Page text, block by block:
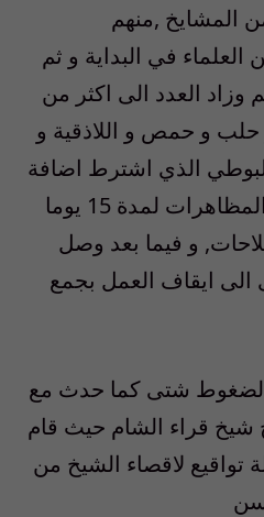
المشايخ ,منهم
وقع عليه 8 من العلماء في البداية و ثم
وزاد العدد الى اكثر من
حلب و حمص و اللاذقية و
الذي اشترط اضافة
جملة تدعوا الى ايقاف المظاهرات لمدة 15 يوما
و فيما بعد وصل
الى ايقاف العمل بجمع
لضغوط شتى كما حدث مع
قراء الشام حيث قام
تواقيع لاقصاء الشيخ من